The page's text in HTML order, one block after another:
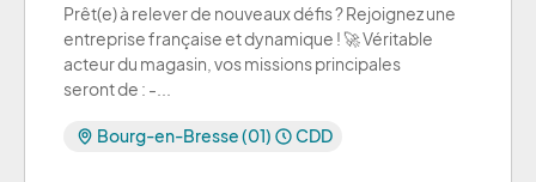
Prêt(e) à relever de nouveaux défis ? Rejoignez une
entreprise française et dynamique ! 🚀 Véritable
acteur du magasin, vos missions principales
seront de : -...
Bourg-en-Bresse (01) CDD